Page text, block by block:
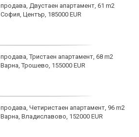
продава, Двустаен апартамент, 61 m2
София, Център, 185000 EUR
продава, Тристаен апартамент, 68 m2
Варна, Трошево, 155000 EUR
продава, Четиристаен апартамент, 96 m2
Варна, Владиславово, 152000 EUR